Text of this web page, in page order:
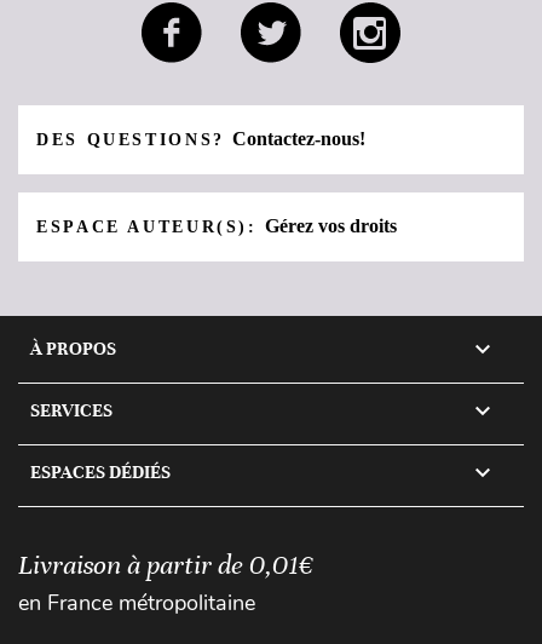
DES QUESTIONS?Contactez-nous!
ESPACE AUTEUR(S):Gérez vos droits
À PROPOS 
SERVICES 
ESPACES DÉDIÉS 
Livraison à partir de 0,01€
en France métropolitaine